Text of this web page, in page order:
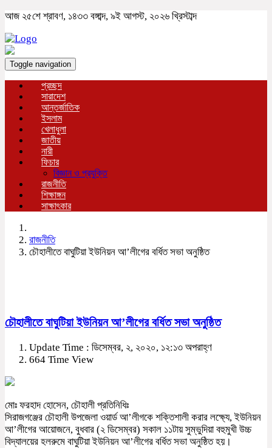
আজ ২৫শে শ্রাবণ, ১৪৩৩ বঙ্গাব্দ, ৯ই আগস্ট, ২০২৬ খ্রিস্টাব্দ
Toggle navigation
প্রচ্ছদ
সারাদেশ
আন্তর্জাতিক
ইসলাম
খেলাধুলা
জাতীয়
নারী
ফিচার
বিজ্ঞান ও প্রযুক্তি
রাজনীতি
শিক্ষাঙ্গন
সাক্ষাৎকার
রাজনীতি
চৌহালীতে বাঘুটিয়া ইউনিয়ন আ’লীগের বর্ধিত সভা অনুষ্ঠিত
চৌহালীতে বাঘুটিয়া ইউনিয়ন আ’লীগের বর্ধিত সভা অনুষ্ঠিত
Update Time : ডিসেম্বর, ২, ২০২০, ১২:১৩ অপরাহ্ণ
664 Time View
মোঃ ফরহাদ হোসেন, চৌহালী প্রতিনিধিঃ
সিরাজগঞ্জের চৌহালী উপজেলা ওয়ার্ড আ’লীগকে শক্তিশালী করার লক্ষ্যে, ইউনিয়ন
আ’লীগের আয়োজনে, বুধবার (২ ডিসেম্বর) সকাল ১১টায় সুম্ভুদিয়া বহুমুখী উচ্চ
বিদ্যালয়ের হলরুমে বাঘুটিয়া ইউনিয়ন আ’লীগের বর্ধিত সভা অনুষ্ঠিত হয়।